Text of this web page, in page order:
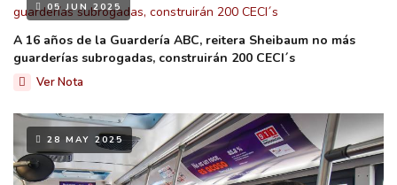
05 JUN 2025
A 16 años de la Guardería ABC, reitera Sheibaum no más
guarderías subrogadas, construirán 200 CECI´s
Ver Nota
28 MAY 2025